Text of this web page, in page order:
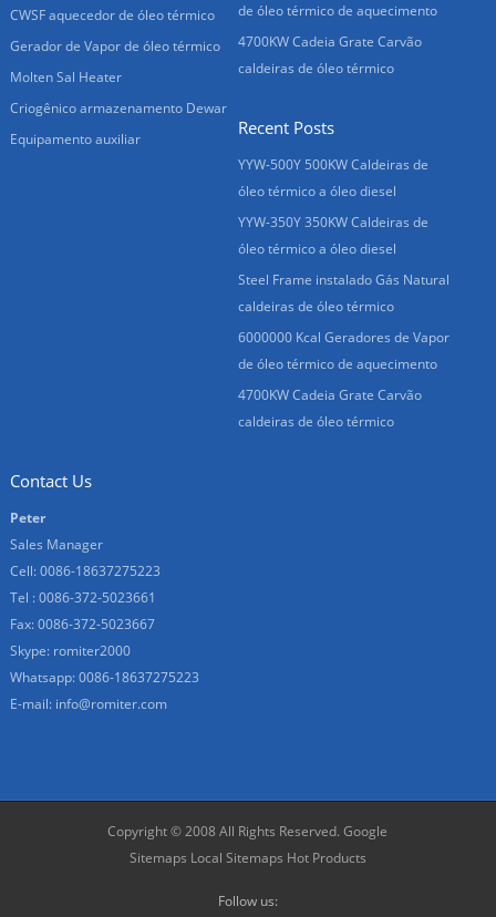
CWSF aquecedor de óleo térmico
Gerador de Vapor de óleo térmico
Molten Sal Heater
Criogênico armazenamento Dewar
Equipamento auxiliar
de óleo térmico de aquecimento
4700KW Cadeia Grate Carvão
caldeiras de óleo térmico
Recent Posts
YYW-500Y 500KW Caldeiras de
óleo térmico a óleo diesel
YYW-350Y 350KW Caldeiras de
óleo térmico a óleo diesel
Steel Frame instalado Gás Natural
caldeiras de óleo térmico
6000000 Kcal Geradores de Vapor
de óleo térmico de aquecimento
4700KW Cadeia Grate Carvão
caldeiras de óleo térmico
Contact Us
Peter
Sales Manager
Cell: 0086-18637275223
Tel : 0086-372-5023661
Fax: 0086-372-5023667
Skype: romiter2000
Whatsapp:0086-18637275223
E-mail: info@romiter.com
Copyright © 2008 All Rights Reserved.Google
Sitemaps Local Sitemaps Hot Products
Follow us: